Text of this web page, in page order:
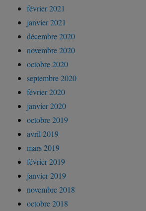
février 2021
janvier 2021
décembre 2020
novembre 2020
octobre 2020
septembre 2020
février 2020
janvier 2020
octobre 2019
avril 2019
mars 2019
février 2019
janvier 2019
novembre 2018
octobre 2018